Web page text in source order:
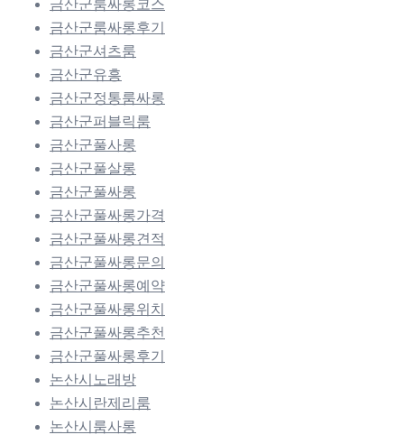
금산군룸싸롱코스
금산군룸싸롱후기
금산군셔츠룸
금산군유흥
금산군정통룸싸롱
금산군퍼블릭룸
금산군풀사롱
금산군풀살롱
금산군풀싸롱
금산군풀싸롱가격
금산군풀싸롱견적
금산군풀싸롱문의
금산군풀싸롱예약
금산군풀싸롱위치
금산군풀싸롱추천
금산군풀싸롱후기
논산시노래방
논산시란제리룸
논산시룸사롱